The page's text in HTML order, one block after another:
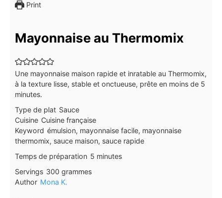
Print
Mayonnaise au Thermomix
Une mayonnaise maison rapide et inratable au Thermomix,
à la texture lisse, stable et onctueuse, prête en moins de 5
minutes.
Type de plat Sauce
Cuisine Cuisine française
Keyword émulsion, mayonnaise facile, mayonnaise
thermomix, sauce maison, sauce rapide
Temps de préparation 5minutes
minutes
Servings 300 grammes
Author Mona K.